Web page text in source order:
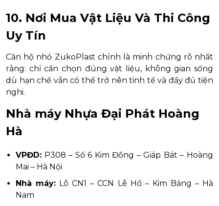
10. Nơi Mua Vật Liệu Và Thi Công
Uy Tín
Căn hộ nhỏ ZukoPlast chính là minh chứng rõ nhất
rằng: chỉ cần chọn đúng vật liệu, không gian sống
dù hạn chế vẫn có thể trở nên tinh tế và đầy đủ tiện
nghi.
Nhà máy Nhựa Đại Phát Hoàng
Hà
VPĐD: P308 – Số 6 Kim Đồng – Giáp Bát – Hoàng
Mai – Hà Nội
Nhà máy: Lô CN1 – CCN Lê Hồ – Kim Bảng – Hà
Nam